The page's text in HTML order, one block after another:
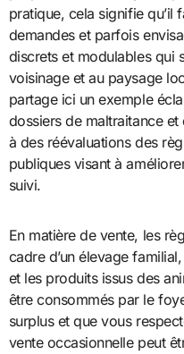
pratique, cela signifie qu’il
demandes et parfois
discrets et modulables qui
voisinage et au paysage
partage ici un exemple
dossiers de maltraitance
à des réévaluations des
publiques visant à
suivi.
En matière de vente, les
cadre d’un élevage
et les produits issus des
être consommés par le
surplus et que vous
vente occasionnelle peut